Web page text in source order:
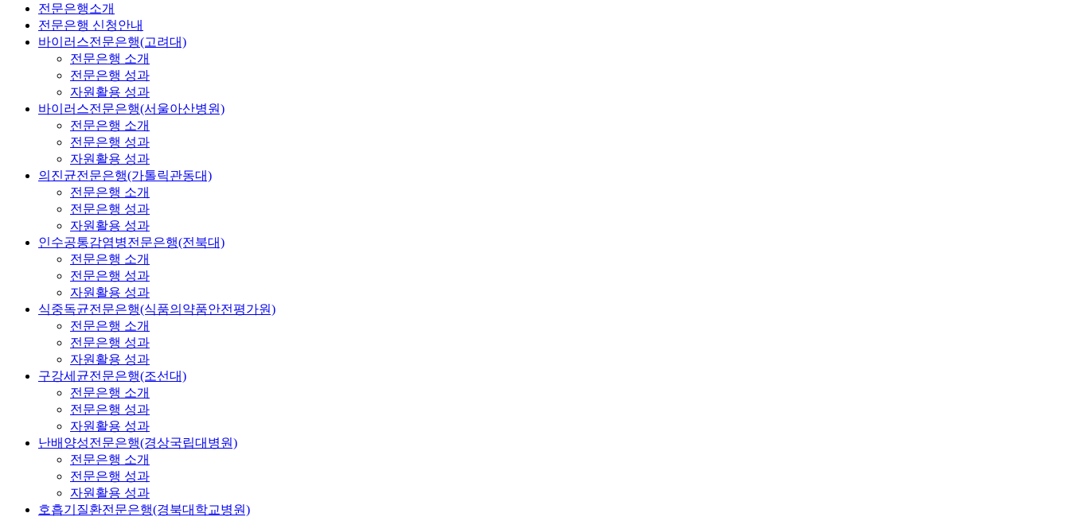
전문은행소개
전문은행 신청안내
바이러스전문은행(고려대)
전문은행 소개
전문은행 성과
자원활용 성과
바이러스전문은행(서울아산병원)
전문은행 소개
전문은행 성과
자원활용 성과
의진균전문은행(가톨릭관동대)
전문은행 소개
전문은행 성과
자원활용 성과
인수공통감염병전문은행(전북대)
전문은행 소개
전문은행 성과
자원활용 성과
식중독균전문은행(식품의약품안전평가원)
전문은행 소개
전문은행 성과
자원활용 성과
구강세균전문은행(조선대)
전문은행 소개
전문은행 성과
자원활용 성과
난배양성전문은행(경상국립대병원)
전문은행 소개
전문은행 성과
자원활용 성과
호흡기질환전문은행(경북대학교병원)